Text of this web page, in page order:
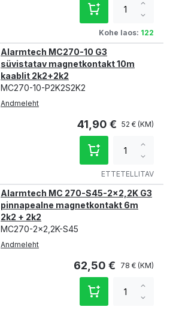
Kohe laos: 122
qty
Alarmtech MC270-10 G3
süvistatav magnetkontakt 10m
kaablit 2k2+2k2
MC270-10-P2K2S2K2
Andmeleht
41,90 € 52 €
ETTETELLITAV
qty
Alarmtech MC 270-S45-2x2,2K G3
pinnapealne magnetkontakt 6m
2k2 + 2k2
MC270-2x2,2K-S45
Andmeleht
62,50 € 78 €
qty